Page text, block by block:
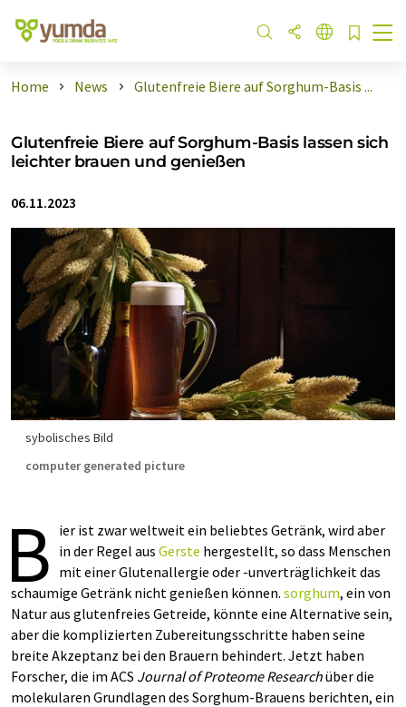
Home News Glutenfreie Biere auf Sorghum-Basis ...
Glutenfreie Biere auf Sorghum-Basis lassen sich
leichter brauen und genießen
06.11.2023
sybolisches Bild
computer generated picture
B ier ist zwar weltweit ein beliebtes Getränk, wird aber
in der Regel aus Gerste hergestellt, so dass Menschen
mit einer Glutenallergie oder -unverträglichkeit das
schaumige Getränk nicht genießen können. sorghum, ein von
Natur aus glutenfreies Getreide, könnte eine Alternative sein,
aber die komplizierten Zubereitungsschritte haben seine
breite Akzeptanz bei den Brauern behindert. Jetzt haben
Forscher, die im ACS Journal of Proteome Researchüber die
molekularen Grundlagen des Sorghum-Brauens berichten, ein